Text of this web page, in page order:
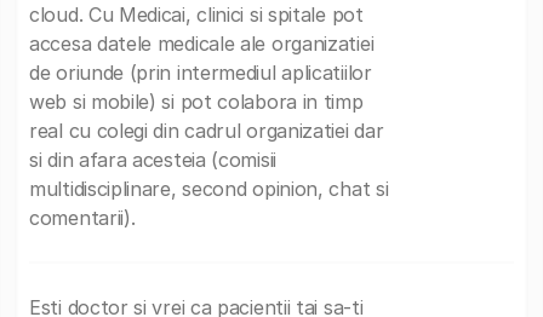
cloud. Cu Medicai, clinici si spitale pot
accesa datele medicale ale organizatiei
de oriunde (prin intermediul aplicatiilor
web si mobile) si pot colabora in timp
real cu colegi din cadrul organizatiei dar
si din afara acesteia (comisii
multidisciplinare, second opinion, chat si
comentarii).
Esti doctor si vrei ca pacientii tai sa-ti